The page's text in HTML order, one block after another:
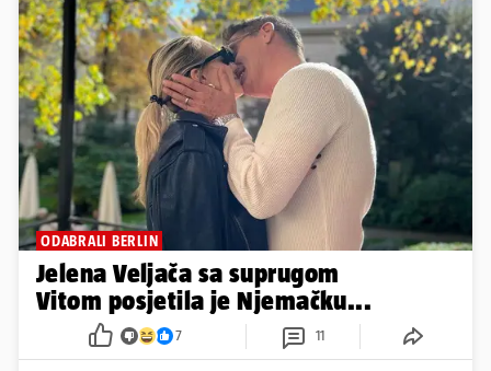
ODABRALI BERLIN
Jelena Veljača sa suprugom
Vitom posjetila je Njemačku...
7 11